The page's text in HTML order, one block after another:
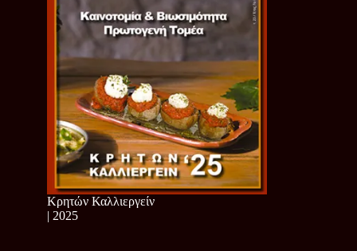
Κρητών Καλλιεργείν
| 2025